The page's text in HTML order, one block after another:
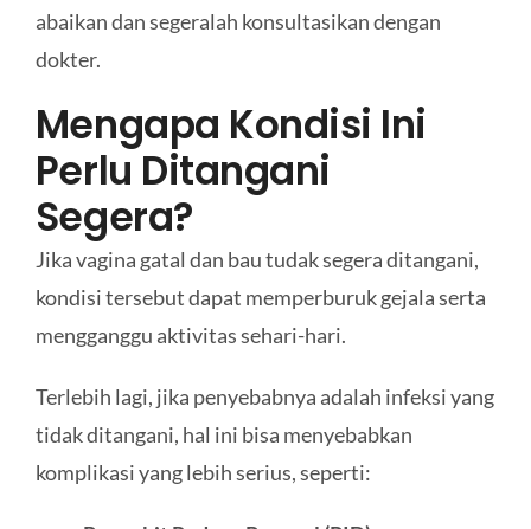
abaikan dan segeralah konsultasikan dengan
dokter.
Mengapa Kondisi Ini
Perlu Ditangani
Segera?
Jika vagina gatal dan bau tudak segera ditangani,
kondisi tersebut dapat memperburuk gejala serta
mengganggu aktivitas sehari-hari.
Terlebih lagi, jika penyebabnya adalah infeksi yang
tidak ditangani, hal ini bisa menyebabkan
komplikasi yang lebih serius, seperti: